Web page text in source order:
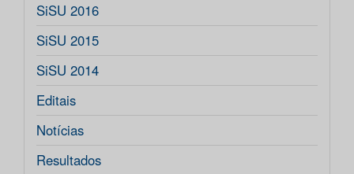
SiSU 2016
SiSU 2015
SiSU 2014
Editais
Notícias
Resultados